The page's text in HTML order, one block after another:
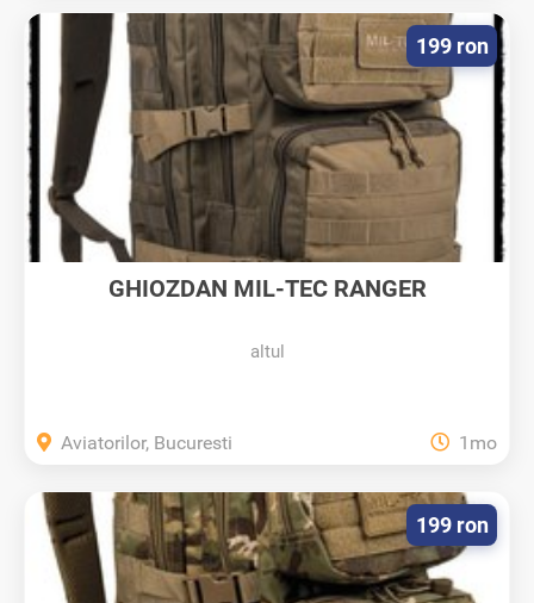
GHIOZDAN MIL-TEC RANGER
altul
199 ron
Aviatorilor, Bucuresti 1mo
199 ron